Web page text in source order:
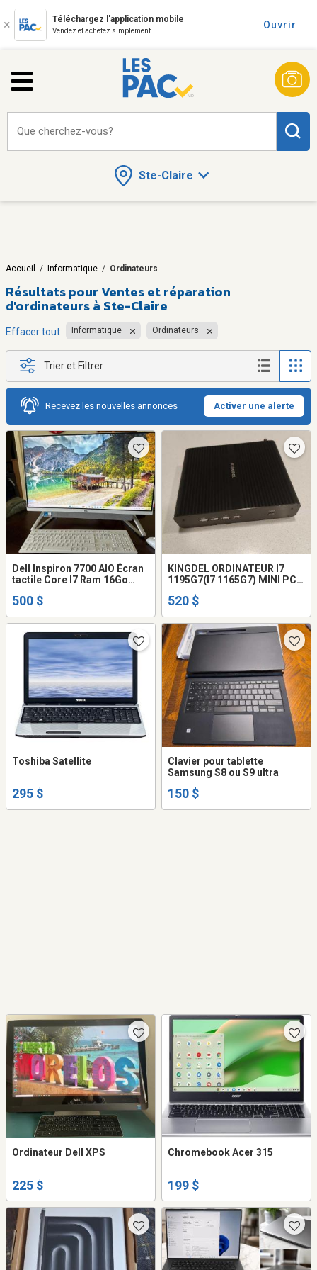
Téléchargez l'application mobile
Vendez et achetez simplement
Ouvrir
Ste-Claire
Que cherchez-vous?
Accueil / Informatique / Ordinateurs
Résultats pourVentes et réparation
d'ordinateurs à Ste-Claire
Effacer tout Informatique Ordinateurs
Trier et Filtrer
Recevez les nouvelles annonces Activer une alerte
Dell Inspiron 7700 AIO Écran
tactile Core I7 Ram 16Go
500 $
KINGDEL ORDINATEUR I7
1195G7(I7 1165G7) MINI PC
520 $
Toshiba Satellite
295 $
Clavier pour tablette
Samsung S8 ou S9 ultra
150 $
Ordinateur Dell XPS
225 $
Chromebook Acer 315
199 $